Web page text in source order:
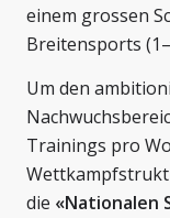
einem grossen
Breitensports
Um den
Trainings pro
die «Nationalen